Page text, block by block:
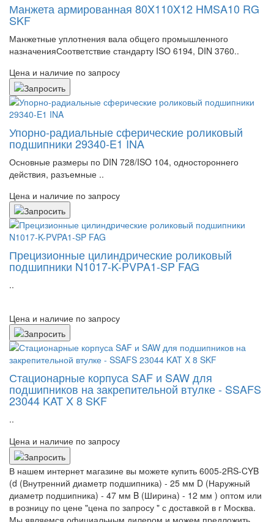
Манжета армированная 80X110X12 HMSA10 RG
SKF
Манжетные уплотнения вала общего промышленного
назначенияСоответствие стандарту ISO 6194, DIN 3760..
Цена и наличие по запросу
Упорно-радиальные сферические роликовый
подшипники 29340-E1 INA
Основные размеры по DIN 728/ISO 104, одностороннего
действия, разъемные ..
Цена и наличие по запросу
Прецизионные цилиндрические роликовый
подшипники N1017-K-PVPA1-SP FAG
..
Цена и наличие по запросу
Стационарные корпуса SAF и SAW для
подшипников на закрепительной втулке - SSAFS
23044 KAT X 8 SKF
..
Цена и наличие по запросу
В нашем интернет магазине вы можете купить 6005-2RS-CYB
(d (Внутренний диаметр подшипника) - 25 мм D (Наружный
диаметр подшипника) - 47 мм B (Ширина) - 12 мм ) оптом или
в розницу по цене "цена по запросу " с доставкой в г Москва.
Мы являемся официальным дилером и можем предложить